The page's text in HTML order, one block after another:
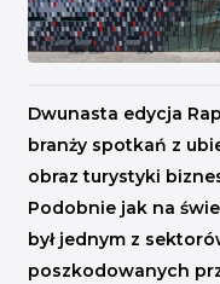
Dwunasta edycja
branży spotkań z
obraz turystyki
Podobnie jak na
był jednym z
poszkodowanych